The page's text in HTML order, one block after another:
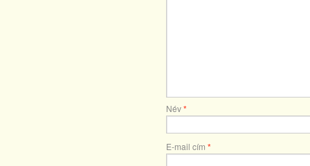
Név*
E-mail cím *